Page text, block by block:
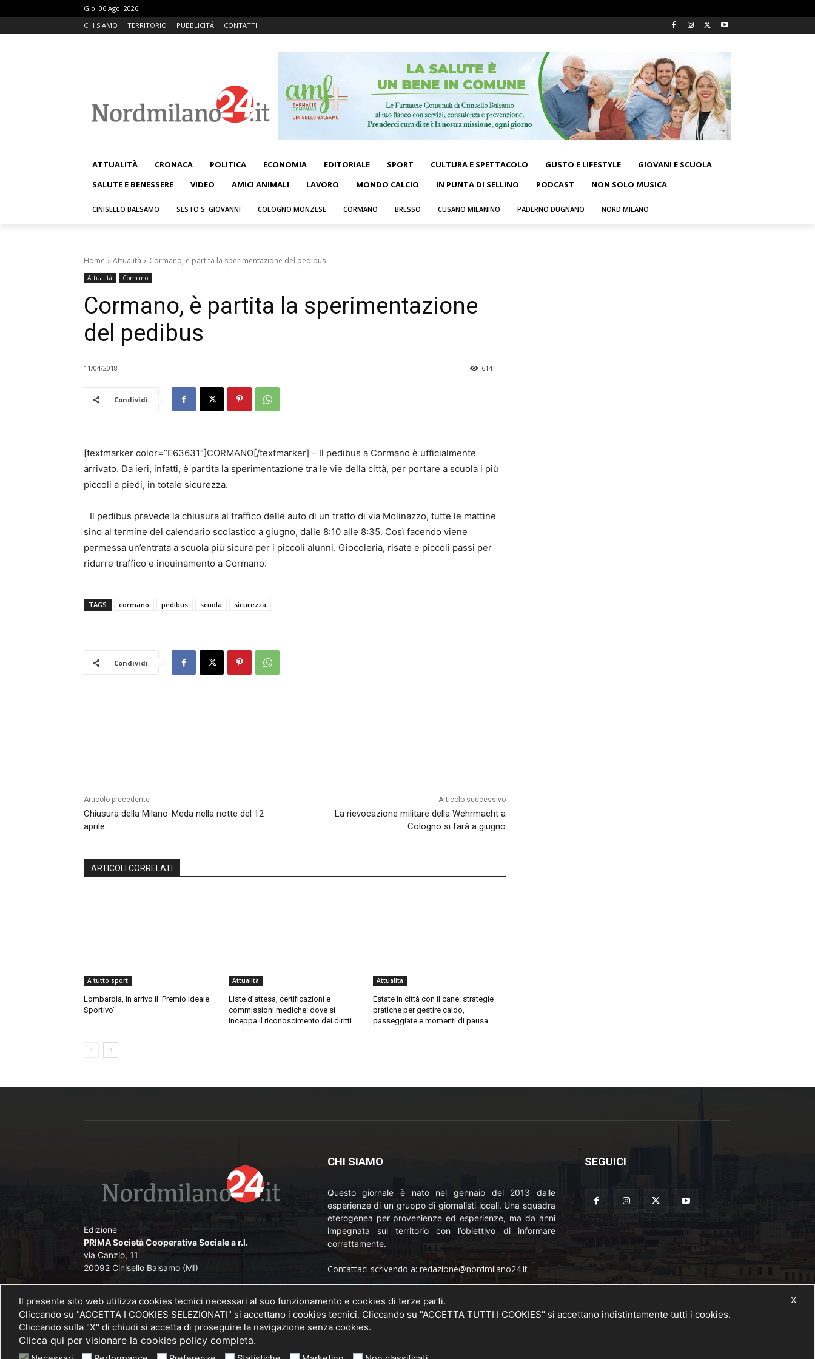
Gio. 06 Ago. 2026
CHI SIAMO
TERRITORIO PUBBLICITÁ CONTATTI
ATTUALITÀ CRONACA POLITICA ECONOMIA EDITORIALE SPORT CULTURA E SPETTACOLO GUSTO E LIFESTYLE
GIOVANI E SCUOLA
SALUTE E BENESSERE
VIDEO AMICI ANIMALI LAVORO MONDO CALCIO IN PUNTA DI SELLINO PODCAST NON SOLO MUSICA
CINISELLO BALSAMO SESTO S. GIOVANNI COLOGNO MONZESE CORMANO BRESSO CUSANO MILANINO PADERNO DUGNANO NORD MILANO
Home Attualità Cormano, è partita la sperimentazione del pedibus
Attualità Cormano
Cormano, è partita la sperimentazione
del pedibus
11/04/2018 614
Condividi
[textmarker color=”E63631″]CORMANO[/textmarker] – Il pedibus a Cormano è ufficialmente
arrivato. Da ieri, infatti, è partita la sperimentazione tra le vie della città, per portare a scuola i più
piccoli a piedi, in totale sicurezza.
Il pedibus prevede la chiusura al traffico delle auto di un tratto di via Molinazzo, tutte le mattine
sino al termine del calendario scolastico a giugno, dalle 8:10 alle 8:35. Così facendo viene
permessa un’entrata a scuola più sicura per i piccoli alunni. Giocoleria, risate e piccoli passi per
ridurre traffico e inquinamento a Cormano.
TAGS cormano pedibus scuola sicurezza
Condividi
Articolo precedente
Chiusura della Milano-Meda nella notte del 12
aprile
Articolo successivo
La rievocazione militare della Wehrmacht a
Cologno si farà a giugno
ARTICOLI CORRELATI
A tutto sport
Lombardia, in arrivo il ‘Premio Ideale
Sportivo’
Attualità
Liste d’attesa, certificazioni e
commissioni mediche: dove si
inceppa il riconoscimento dei diritti
Attualità
Estate in città con il cane: strategie
pratiche per gestire caldo,
passeggiate e momenti di pausa
Edizione
PRIMA Società Cooperativa Sociale a r.l.
via Canzio, 11
20092 Cinisello Balsamo (MI)
Angelo De Lorenzi iscritto nel Pubblico Registro della
Stampa presso il Tribunale di Monza al n. 20 del
26/11/2012
CHI SIAMO
Questo giornale è nato nel gennaio del 2013 dalle
esperienze di un gruppo di giornalisti locali. Una squadra
eterogenea per provenienze ed esperienze, ma da anni
impegnata sul territorio con l’obiettivo di informare
correttamente.
Contattaci scrivendo a: redazione@nordmilano24.it
Pubblicità: laposta@deinaviganti.it
Tel. 389 1492573
SEGUICI
X
Il presente sito web utilizza cookies tecnici necessari al suo funzionamento e cookies di terze parti.
Cliccando su "ACCETTA I COOKIES SELEZIONATI" si accettano i cookies tecnici. Cliccando su "ACCETTA TUTTI I COOKIES" si accettano indistintamente tutti i cookies.
Cliccando sulla "X" di chiudi si accetta di proseguire la navigazione senza cookies.
Clicca qui per visionare la cookies policy completa.